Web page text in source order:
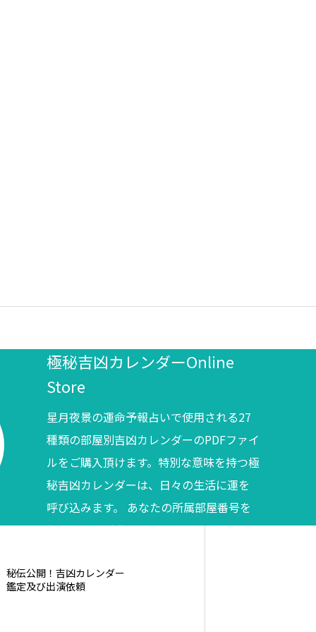
極秘吉凶カレンダーOnline
Store
星月夜景の運命予報占いで使用される27
種類の部屋別吉凶カレンダーのPDFファイ
ルをご購入頂けます。特別な意味を持つ極
秘吉凶カレンダーは、日々の生活に運を
呼び込みます。 あなたの所属部屋番号を
調べてからご購入ください。
秘伝公開！吉凶カレンダー
鑑定及び出演依頼